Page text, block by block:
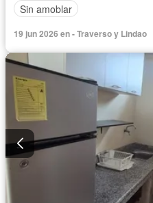
Sin amoblar
19 jun 2026 en - Traverso y Lindao